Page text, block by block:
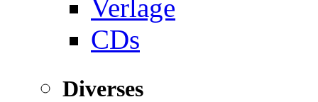
Verlage
CDs
Diverses